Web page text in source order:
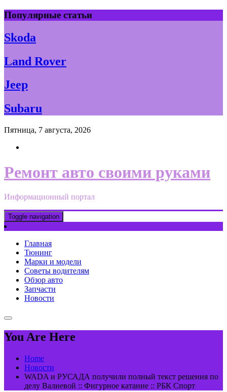
Skip
to
content
Популярные статьи
Skoda
Land Rover
Jeep
Subaru
Пятница, 7 августа, 2026
Ремонт авто своими руками
Информационный портал
Toggle navigation
Главная
Тюнинг
Марки и модели
Советы водителям
Обзор авто
Запчасти
Новости
You Are Here
Home
Новости
WADA и РУСАДА получили полный текст решения по
делу Валиевой :: Фигурное катание :: РБК Спорт